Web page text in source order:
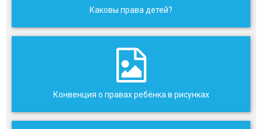
Каковы права детей?
Конвенция о правах ребёнка в рисунках